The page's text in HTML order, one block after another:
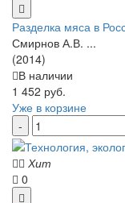
Разделка мяса в
Смирнов А.В. ...
(2014)
В наличии
1 452 руб.
Уже в корзине
Хит
0